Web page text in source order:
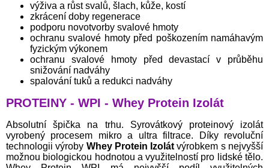
výživa a růst svalů, šlach, kůže, kostí
zkrácení doby regenerace
podporu novotvorby svalové hmoty
ochranu svalové hmoty před poškozením namáhavým
fyzickým výkonem
ochranu svalové hmoty před devastací v průběhu
snižování nadváhy
spalování tuků a redukci nadváhy
PROTEINY - WPI - Whey Protein Izolát
Absolutní špička na trhu. Syrovátkový proteinový izolát
vyrobený procesem mikro a ultra filtrace. Díky revoluční
technologii výroby Whey Protein Izolát výrobkem s nejvyšší
možnou biologickou hodnotou a využitelností pro lidské tělo.